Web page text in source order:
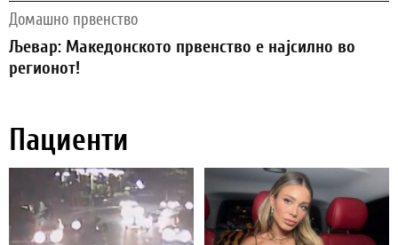
Домашно првенство
Љевар: Македонското првенство е најсилно во
регионот!
Пациенти